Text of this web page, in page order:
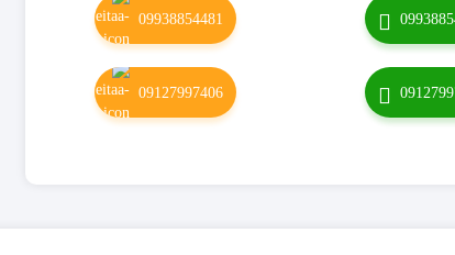
09938854481
09127997406